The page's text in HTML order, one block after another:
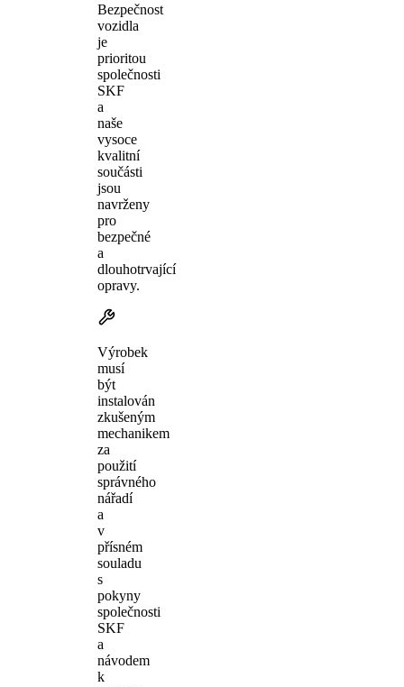
Bezpečnost
vozidla
je
prioritou
společnosti
SKF
a
naše
vysoce
kvalitní
součásti
jsou
navrženy
pro
bezpečné
a
dlouhotrvající
opravy.
Výrobek
musí
být
instalován
zkušeným
mechanikem
za
použití
správného
nářadí
a
v
přísném
souladu
s
pokyny
společnosti
SKF
a
návodem
k